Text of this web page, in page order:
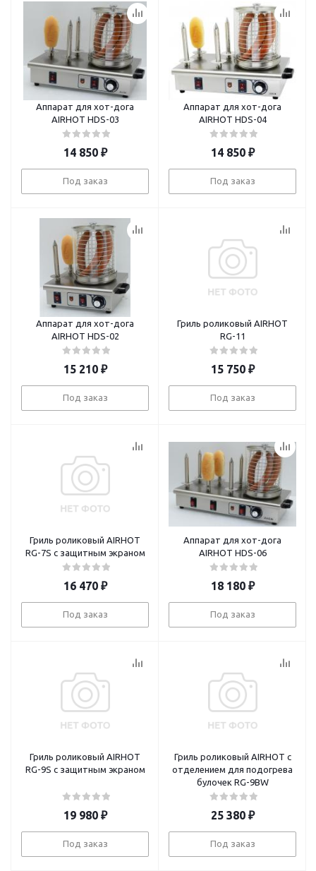
Аппарат для хот-дога
AIRHOT HDS-03
14 850₽
Под заказ
Аппарат для хот-дога
AIRHOT HDS-04
14 850₽
Под заказ
Аппарат для хот-дога
AIRHOT HDS-02
15 210₽
Под заказ
Гриль роликовый AIRHOT
RG-11
15 750₽
Под заказ
Гриль роликовый AIRHOT
RG-7S с защитным экраном
16 470₽
Под заказ
Аппарат для хот-дога
AIRHOT HDS-06
18 180₽
Под заказ
Гриль роликовый AIRHOT
RG-9S с защитным экраном
19 980₽
Под заказ
Гриль роликовый AIRHOT с
отделением для подогрева
булочек RG-9BW
25 380₽
Под заказ